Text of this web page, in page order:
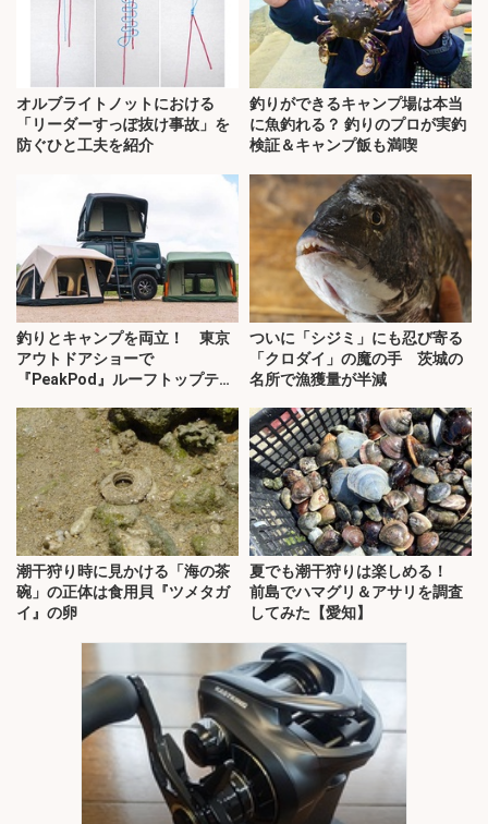
オルブライトノットにおける
「リーダーすっぽ抜け事故」を
防ぐひと工夫を紹介
釣りができるキャンプ場は本当
に魚釣れる？ 釣りのプロが実釣
検証＆キャンプ飯も満喫
釣りとキャンプを両立！ 東京
アウトドアショーで
『PeakPod』ルーフトップテン
ついに「シジミ」にも忍び寄る
「クロダイ」の魔の手 茨城の
名所で漁獲量が半減
潮干狩り時に見かける「海の茶
碗」の正体は食用貝『ツメタガ
イ』の卵
夏でも潮干狩りは楽しめる！
前島でハマグリ＆アサリを調査
してみた【愛知】